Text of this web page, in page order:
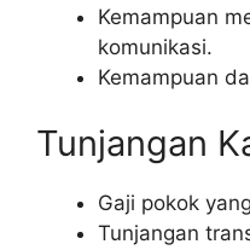
Kemampuan
komunikasi.
Kemampuan
Tunjangan
Gaji pokok
Tunjangan